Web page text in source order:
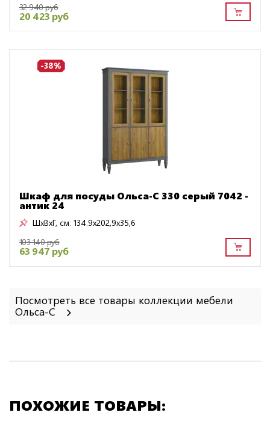
32 940 руб
20 423 руб
-38%
Шкаф для посуды Ольса-С 330 серый 7042 -
антик 24
ШxВxГ, см: 134.9x202,9x35,6
103 140 руб
63 947 руб
Посмотреть все товары коллекции мебели
Ольса-С
ПОХОЖИЕ ТОВАРЫ: